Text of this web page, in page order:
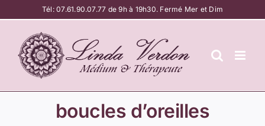
au
contenu
Tél:07.61.90.07.77 de 9h à 19h30. Fermé Mer et Dim
boucles d’oreilles